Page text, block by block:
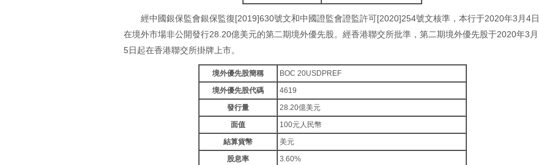
經中國銀保監會銀保監復[2019]630號文和中國證監會證監許可[2020]254號文核準，本行于2020年3月4日
在境外市場非公開發行28.20億美元的第二期境外優先股。經香港聯交所批準，第二期境外優先股于2020年3月
5日起在香港聯交所掛牌上市。
境外優先股簡稱
BOC 20USDPREF
境外優先股代碼
4619
發行量
28.20億美元
面值
100元人民幣
結算貨幣
美元
股息率
3.60%